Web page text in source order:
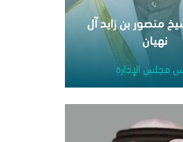
منصور بن زايد آل
نهيان
مجلس الإدارة